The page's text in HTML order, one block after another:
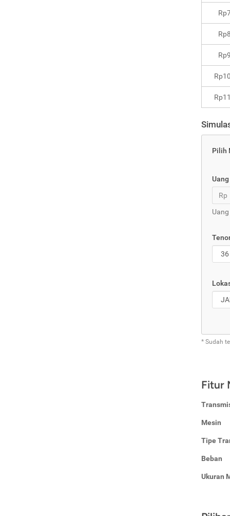
Pilih
Rp
* Sudah
Fitur
Mesin
Tipe
Beban
Ukuran